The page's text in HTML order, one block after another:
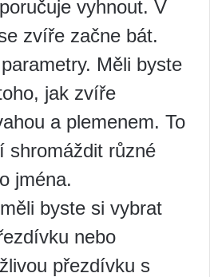
vyhnout. V
zvíře začne bát.
Měli byste
jak zvíře
a plemenem. To
shromáždit různé
jména.
byste si vybrat
nebo
přezdívku s